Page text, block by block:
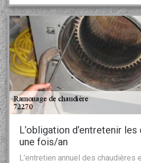
L’obligation d’entretenir
une fois/an
L’entretien annuel des chaudières